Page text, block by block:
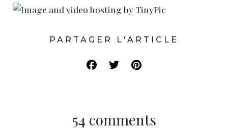
PARTAGER L'ARTICLE
54 comments